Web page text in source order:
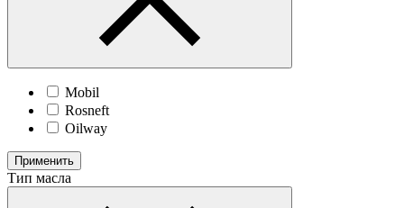
Mobil
Rosneft
Oilway
Применить
Тип масла